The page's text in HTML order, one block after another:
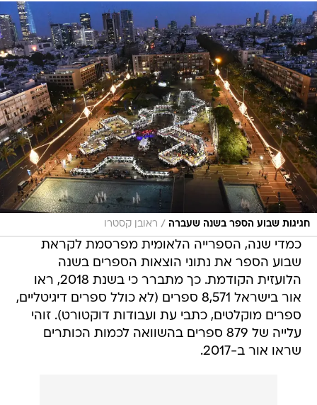
חגיגות שבוע הספר בשנה שעברה / ראובן קסטרו
כמדי שנה, הספרייה הלאומית מפרסמת לקראת
שבוע הספר את נתוני הוצאות הספרים בשנה
הלועזית הקודמת. כך מתברר כי בשנת 2018, ראו
אור בישראל 8,571 ספרים (לא כולל ספרים דיגיטליים,
ספרים מוקלטים, כתבי עת ועבודות דוקטורט). זוהי
עלייה של 879 ספרים בהשוואה לכמות הכותרים
שראו אור ב-2017.